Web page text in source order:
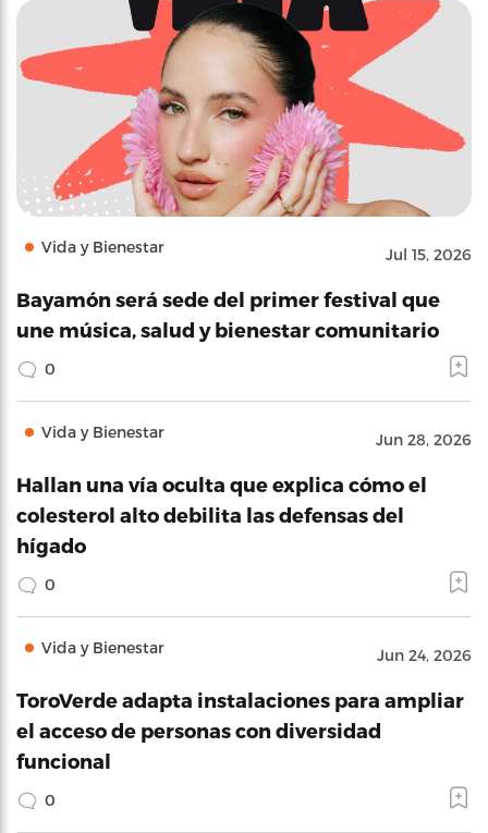
Vida y Bienestar Jul 15, 2026
Bayamón será sede del primer festival que
une música, salud y bienestar comunitario
0
Vida y Bienestar Jun 28, 2026
Hallan una vía oculta que explica cómo el
colesterol alto debilita las defensas del
hígado
0
Vida y Bienestar Jun 24, 2026
ToroVerde adapta instalaciones para ampliar
el acceso de personas con diversidad
funcional
0